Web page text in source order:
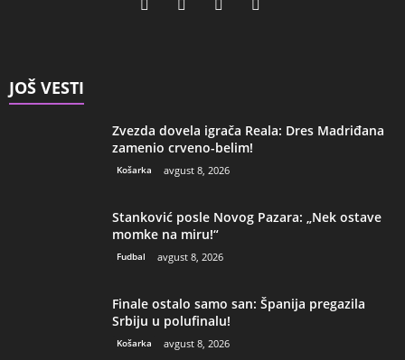
JOŠ VESTI
Zvezda dovela igrača Reala: Dres Madriđana
zamenio crveno-belim!
Košarka avgust 8, 2026
Stanković posle Novog Pazara: „Nek ostave
momke na miru!“
Fudbal avgust 8, 2026
Finale ostalo samo san: Španija pregazila
Srbiju u polufinalu!
Košarka avgust 8, 2026